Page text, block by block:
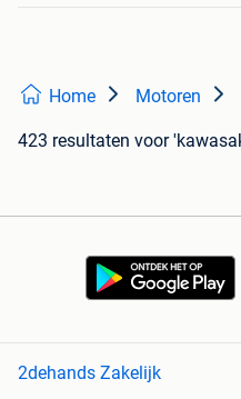
Home Motoren
423 resultaten voor
2dehands Zakelijk